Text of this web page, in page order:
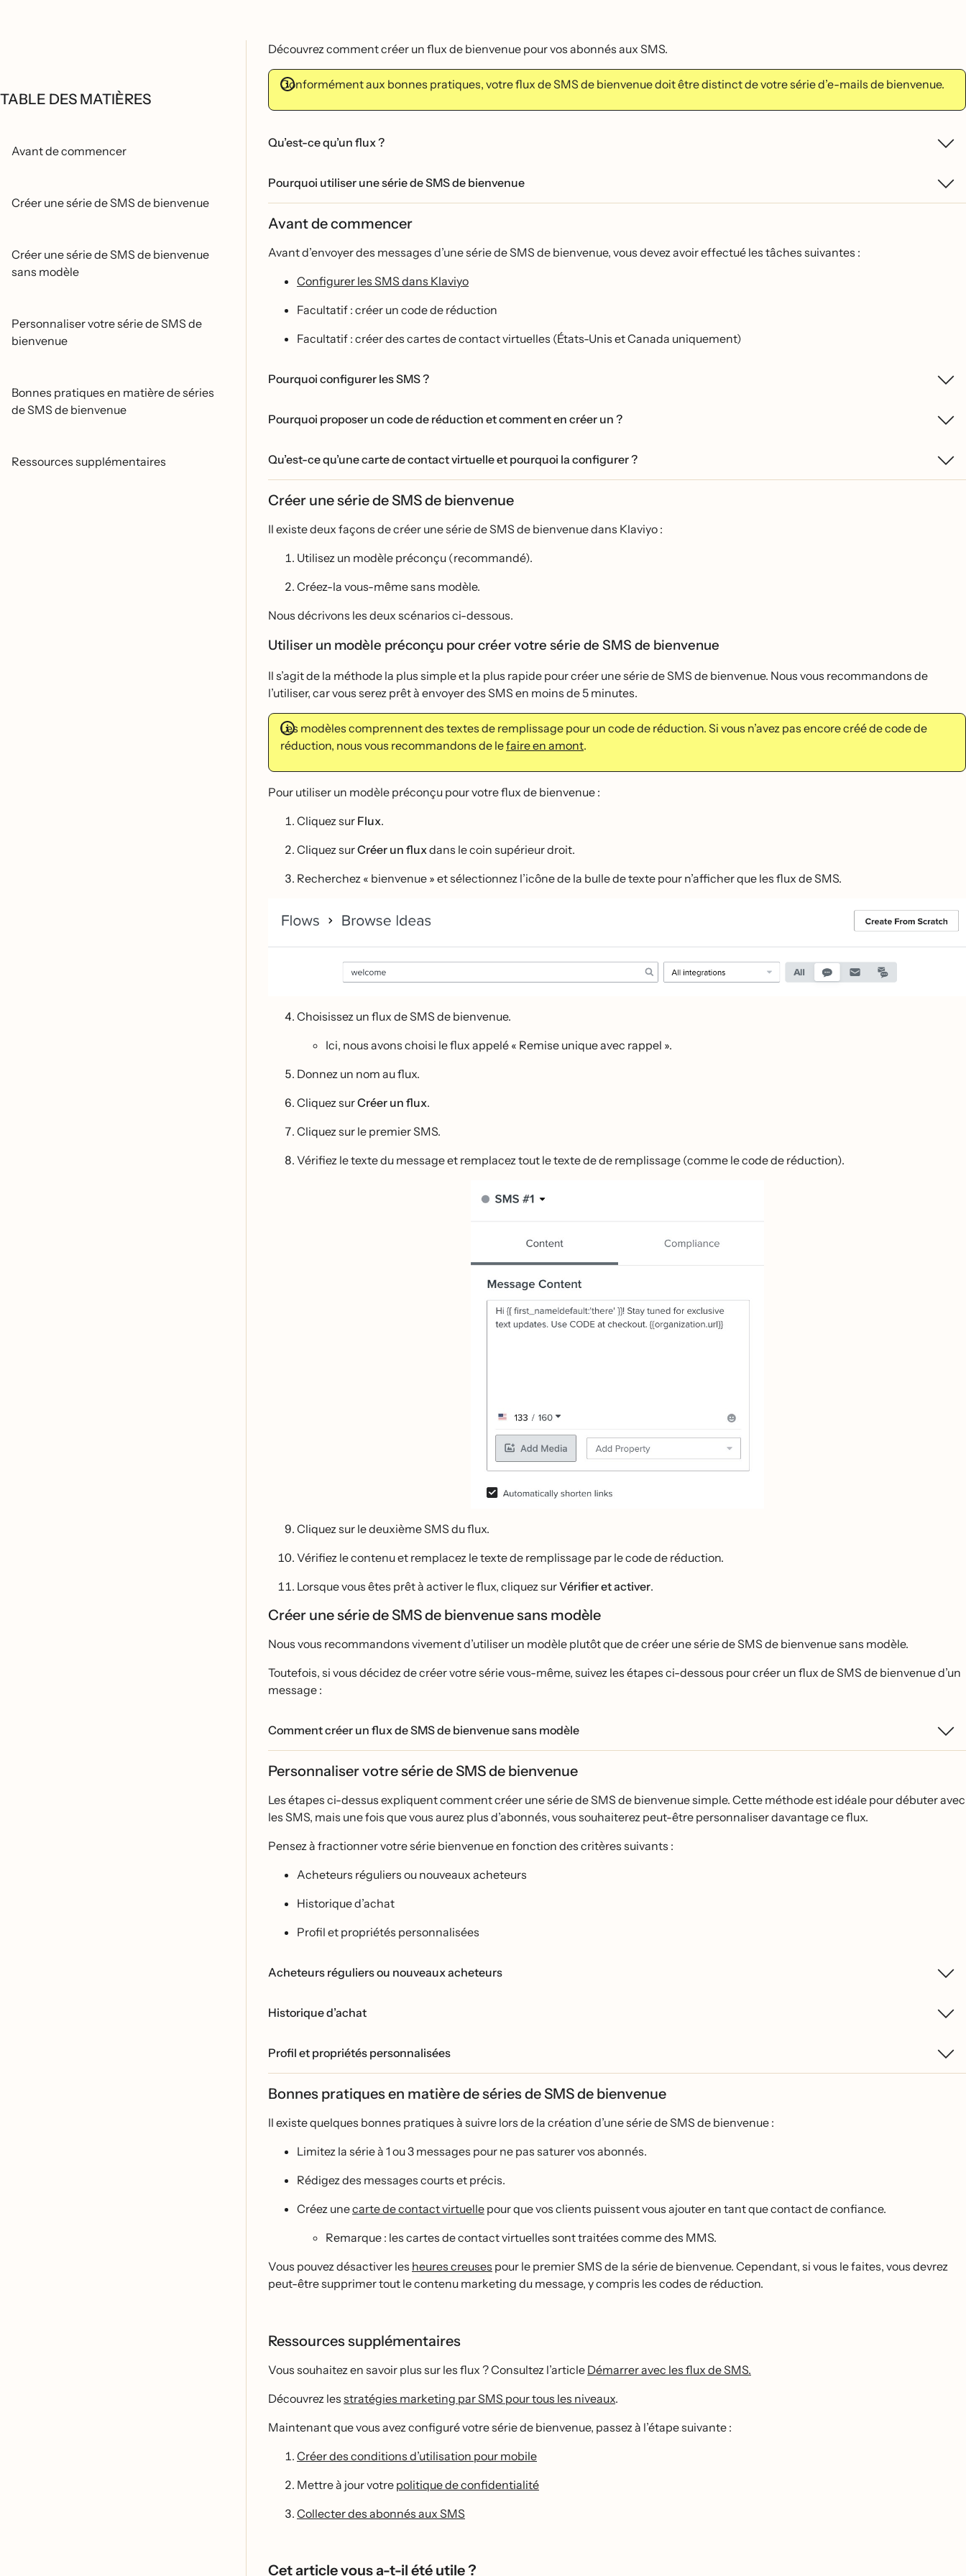
TABLE DES MATIÈRES
Avant de commencer
Créer une série de SMS de bienvenue
Créer une série de SMS de bienvenue
sans modèle
Personnaliser votre série de SMS de
bienvenue
Bonnes pratiques en matière de séries
de SMS de bienvenue
Ressources supplémentaires
Découvrez comment créer un flux de bienvenue pour vos abonnés aux SMS.
Conformément aux bonnes pratiques, votre flux de SMS de bienvenue doit être distinct de votre série d’e-mails de bienvenue.
Qu’est-ce qu’un flux ?
Pourquoi utiliser une série de SMS de bienvenue
Avant de commencer
Avant d’envoyer des messages d’une série de SMS de bienvenue, vous devez avoir effectué les tâches suivantes :
Configurer les SMS dans Klaviyo
Facultatif : créer un code de réduction
Facultatif : créer des cartes de contact virtuelles (États-Unis et Canada uniquement)
Pourquoi configurer les SMS ?
Pourquoi proposer un code de réduction et comment en créer un ?
Qu’est-ce qu’une carte de contact virtuelle et pourquoi la configurer ?
Créer une série de SMS de bienvenue
Il existe deux façons de créer une série de SMS de bienvenue dans Klaviyo :
Utilisez un modèle préconçu (recommandé).
Créez-la vous-même sans modèle.
Nous décrivons les deux scénarios ci-dessous.
Utiliser un modèle préconçu pour créer votre série de SMS de bienvenue
Il s’agit de la méthode la plus simple et la plus rapide pour créer une série de SMS de bienvenue. Nous vous recommandons de
l’utiliser, car vous serez prêt à envoyer des SMS en moins de 5 minutes.
Les modèles comprennent des textes de remplissage pour un code de réduction. Si vous n’avez pas encore créé de code de
réduction, nous vous recommandons de lefaire en amont.
Pour utiliser un modèle préconçu pour votre flux de bienvenue :
Cliquez sur Flux.
Cliquez surCréer un fluxdans le coin supérieur droit.
Recherchez « bienvenue » et sélectionnez l’icône de la bulle de texte pour n’afficher que les flux de SMS.
Choisissez un flux de SMS de bienvenue.
Ici, nous avons choisi le flux appelé « Remise unique avec rappel ».
Donnez un nom au flux.
Cliquez surCréer un flux.
Cliquez sur le premier SMS.
Vérifiez le texte du message et remplacez tout le texte de de remplissage (comme le code de réduction).
Cliquez sur le deuxième SMS du flux.
Vérifiez le contenu et remplacez le texte de remplissage par le code de réduction.
Lorsque vous êtes prêt à activer le flux, cliquez surVérifier et activer.
Créer une série de SMS de bienvenue sans modèle
Nous vous recommandons vivement d’utiliser un modèle plutôt que de créer une série de SMS de bienvenue sans modèle.
Toutefois, si vous décidez de créer votre série vous-même, suivez les étapes ci-dessous pour créer un flux de SMS de bienvenue d’un
message :
Comment créer un flux de SMS de bienvenue sans modèle
Personnaliser votre série de SMS de bienvenue
Les étapes ci-dessus expliquent comment créer une série de SMS de bienvenue simple. Cette méthode est idéale pour débuter avec
les SMS, mais une fois que vous aurez plus d’abonnés, vous souhaiterez peut-être personnaliser davantage ce flux.
Pensez à fractionner votre série bienvenue en fonction des critères suivants :
Acheteurs réguliers ou nouveaux acheteurs
Historique d’achat
Profil et propriétés personnalisées
Acheteurs réguliers ou nouveaux acheteurs
Historique d’achat
Profil et propriétés personnalisées
Bonnes pratiques en matière de séries de SMS de bienvenue
Il existe quelques bonnes pratiques à suivre lors de la création d’une série de SMS de bienvenue :
Limitez la série à 1 ou 3 messages pour ne pas saturer vos abonnés.
Rédigez des messages courts et précis.
Créez unecarte de contact virtuelle pour que vos clients puissent vous ajouter en tant que contact de confiance.
Remarque : les cartes de contact virtuelles sont traitées comme des MMS.
Vous pouvez désactiver les heures creuses pour le premier SMS de la série de bienvenue. Cependant, si vous le faites, vous devrez
peut-être supprimer tout le contenu marketing du message, y compris les codes de réduction.
Ressources supplémentaires
Vous souhaitez en savoir plus sur les flux ? Consultez l’article Démarrer avec les flux de SMS.
Découvrez les stratégies marketing par SMS pour tous les niveaux.
Maintenant que vous avez configuré votre série de bienvenue, passez à l’étape suivante :
Créer des conditions d’utilisation pour mobile
Mettre à jour votre politique de confidentialité
Collecter des abonnés aux SMS
Cet article vous a-t-il été utile ?